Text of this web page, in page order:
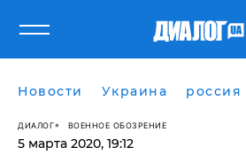
Новости Украина россия
ДИАЛОГ ВОЕННОЕ ОБОЗРЕНИЕ
5 марта 2020, 19:12